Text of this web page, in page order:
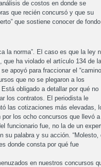
de costos en donde se
que recién concursó y que su
que sostiene conocer de fondo
la norma”. El caso es que la ley
que ha violado el artículo 134 de la
apoyó para fraccionar el “camino
que no se plegaron a los
obligado a detallar por qué no
los contratos. El periodista le
las cotizaciones más elevadas,
por los ocho concursos que llevó a
funcionario fue, no la de un
palabra y su acción. “Molesto,
donde consta por qué fue
en nuestros concursos